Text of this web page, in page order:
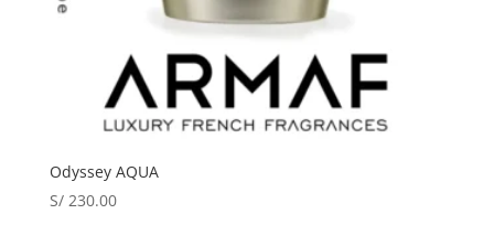
Odyssey AQUA
S/230.00